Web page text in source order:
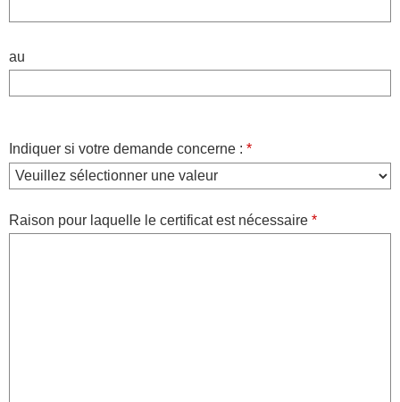
au
Indiquer si votre demande concerne : *
Raison pour laquelle le certificat est nécessaire*